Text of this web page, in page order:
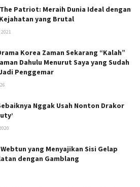
Patriot: Meraih Dunia Ideal dengan
yang Brutal
2021
Korea Zaman Sekarang “Kalah”
Dahulu Menurut Saya yang Sudah
Penggemar
Nggak Usah Nonton Drakor
yang Menyajikan Sisi Gelap
dengan Gamblang